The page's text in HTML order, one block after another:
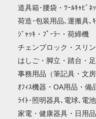
道具箱･腰袋・ﾂｰﾙｷｬﾋﾞﾈ
荷造･包装用品､運搬具､
ｼﾞｬｯｷ・ﾌﾟｰﾗｰ・荷締機
チェンブロック・スリ
はしご・脚立・踏台・
事務用品（筆記具・文房
ｵﾌｨｽ機器・OA用品・備
ﾗｲﾄ･照明器具､電球､電池
家電・健康器具・日用